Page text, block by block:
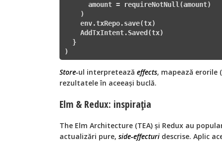
      amount = requireNotNull(amount)
    )
    env.txRepo.save(tx)
    AddTxIntent.Saved(tx)
  }
)
Store‑ul interpretează effects, mapează erorile
rezultatele în aceeași buclă.
Elm & Redux: inspirația
The Elm Architecture (TEA) și Redux au
actualizări pure, side‑effecturi descrise. Aplic